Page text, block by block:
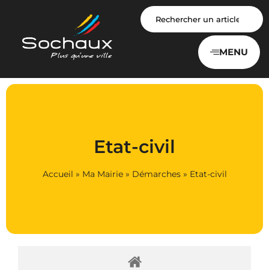
MENU
Etat-civil
Accueil » Ma Mairie» Démarches» Etat-civil
Panneau de gestion des cookies